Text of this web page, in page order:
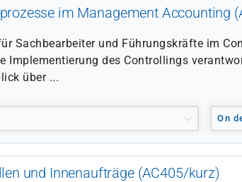
im Management Accounting
Sachbearbeiter und Führungskräfte im
Implementierung des Controllings
über ...
On
und Innenaufträge (AC405/kurz)